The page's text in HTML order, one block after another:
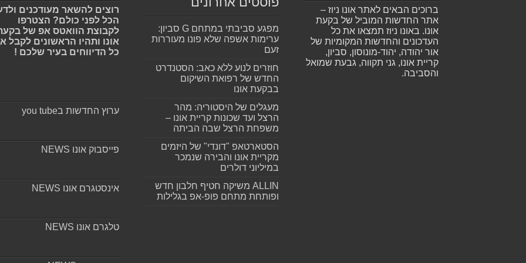
ברוכים הבאים לאתר אונו ניוז –
אתר החדשות המוביל של בקעת
אונו. באונו ניוז תמצאו את כל
העדכונים והחדשות המקומיות של
אור יהודה, יהוד-מונוסון, סביון,
קריית אונו, גני תקווה, גבעת שמואל
והסביבה.
מפגע סביבתי במתחם G סביון:
ערימות אשפה שלא פונו מעוררות
זעם
חוזרים לנוע ללא כאב: הסטנדרט
החדש של רפואת השיקום
בבקעת אונו
מעגלים של היסטוריה: מהר
הרצל ועד שכונות קריית אונו –
משפחת הרצל שבה הביתה
הסטארטאפ "דונדי" של היזמים
מקריית אונו והבירה שנמכר
במיליוני דולרים
ALLIN משיקה חטיף חלבון חדש
ופותחת מתחם פופ-אפ בגלילות
רוצים להשאר מעודכנים
הכל לפני כולם? הצטרפו
לקבוצת הוואטס אפ של
אונו ותהיו הראשונים לקבל
כל הדיווחים בעיר שלכם !
ערוץ החדשות בyou tube
פייסבוק אונו NEWS
אינסטגרם אונו NEWS
טלגרם אונו NEWS